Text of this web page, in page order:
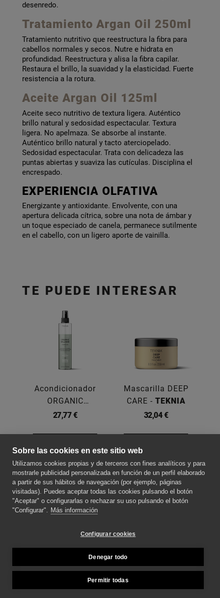
desenredo.
Tratamiento Argan Oil 250ml
Tratamiento nutritivo que reestructura la fibra para
cabellos normales y secos. Nutre e hidrata en
profundidad. Reestructura y alisa la fibra capilar.
Restaura el brillo, la suavidad y la elasticidad. Fuerte
resistencia a la rotura.
Aceite Argan Oil 125ml
Aceite seco nutritivo de textura ligera. Auténtico
brillo natural y sedosidad espectacular. Textura
ligera. No apelmaza. Se absorbe al instante.
Auténtico brillo natural y tacto aterciopelado.
Sedosidad espectacular. Trata con delicadeza las
puntas abiertas y suaviza las cutículas. Disciplina el
encrespado.
EXPERIENCIA OLFATIVA
Energizante y antioxidante. Envolvente, con una
apertura delicada cítrica, sobre una nota de ámbar y
un toque especiado de canela, permanece sutilmente
en el cabello, con un ligero aporte de vainilla.
TE PUEDE INTERESAR
Acondicionador
ORGANIC
BALANCE -TEKNIA
27,77 €
Comprar
Mascarilla DEEP
CARE - TEKNIA
32,04 €
SOBRE NOSOTROS
CONTACTE CON NOSOTROS
SÍGUENOS PARA ESTAR AL DÍA DE LAS
MÉTODOS DE PAGO
Sobre las cookies en este sitio web
Utilizamos cookies propias y de terceros con fines analíticos y para
mostrarle publicidad personalizada en función de un perfil elaborado
a partir de sus hábitos de navegación (por ejemplo, páginas
visitadas). Puedes aceptar todas las cookies pulsando el botón
"Aceptar" o configurarlas o rechazar su uso pulsando el botón
"Configurar". Más información
Configurar cookies
Denegar todo
Permitir todas